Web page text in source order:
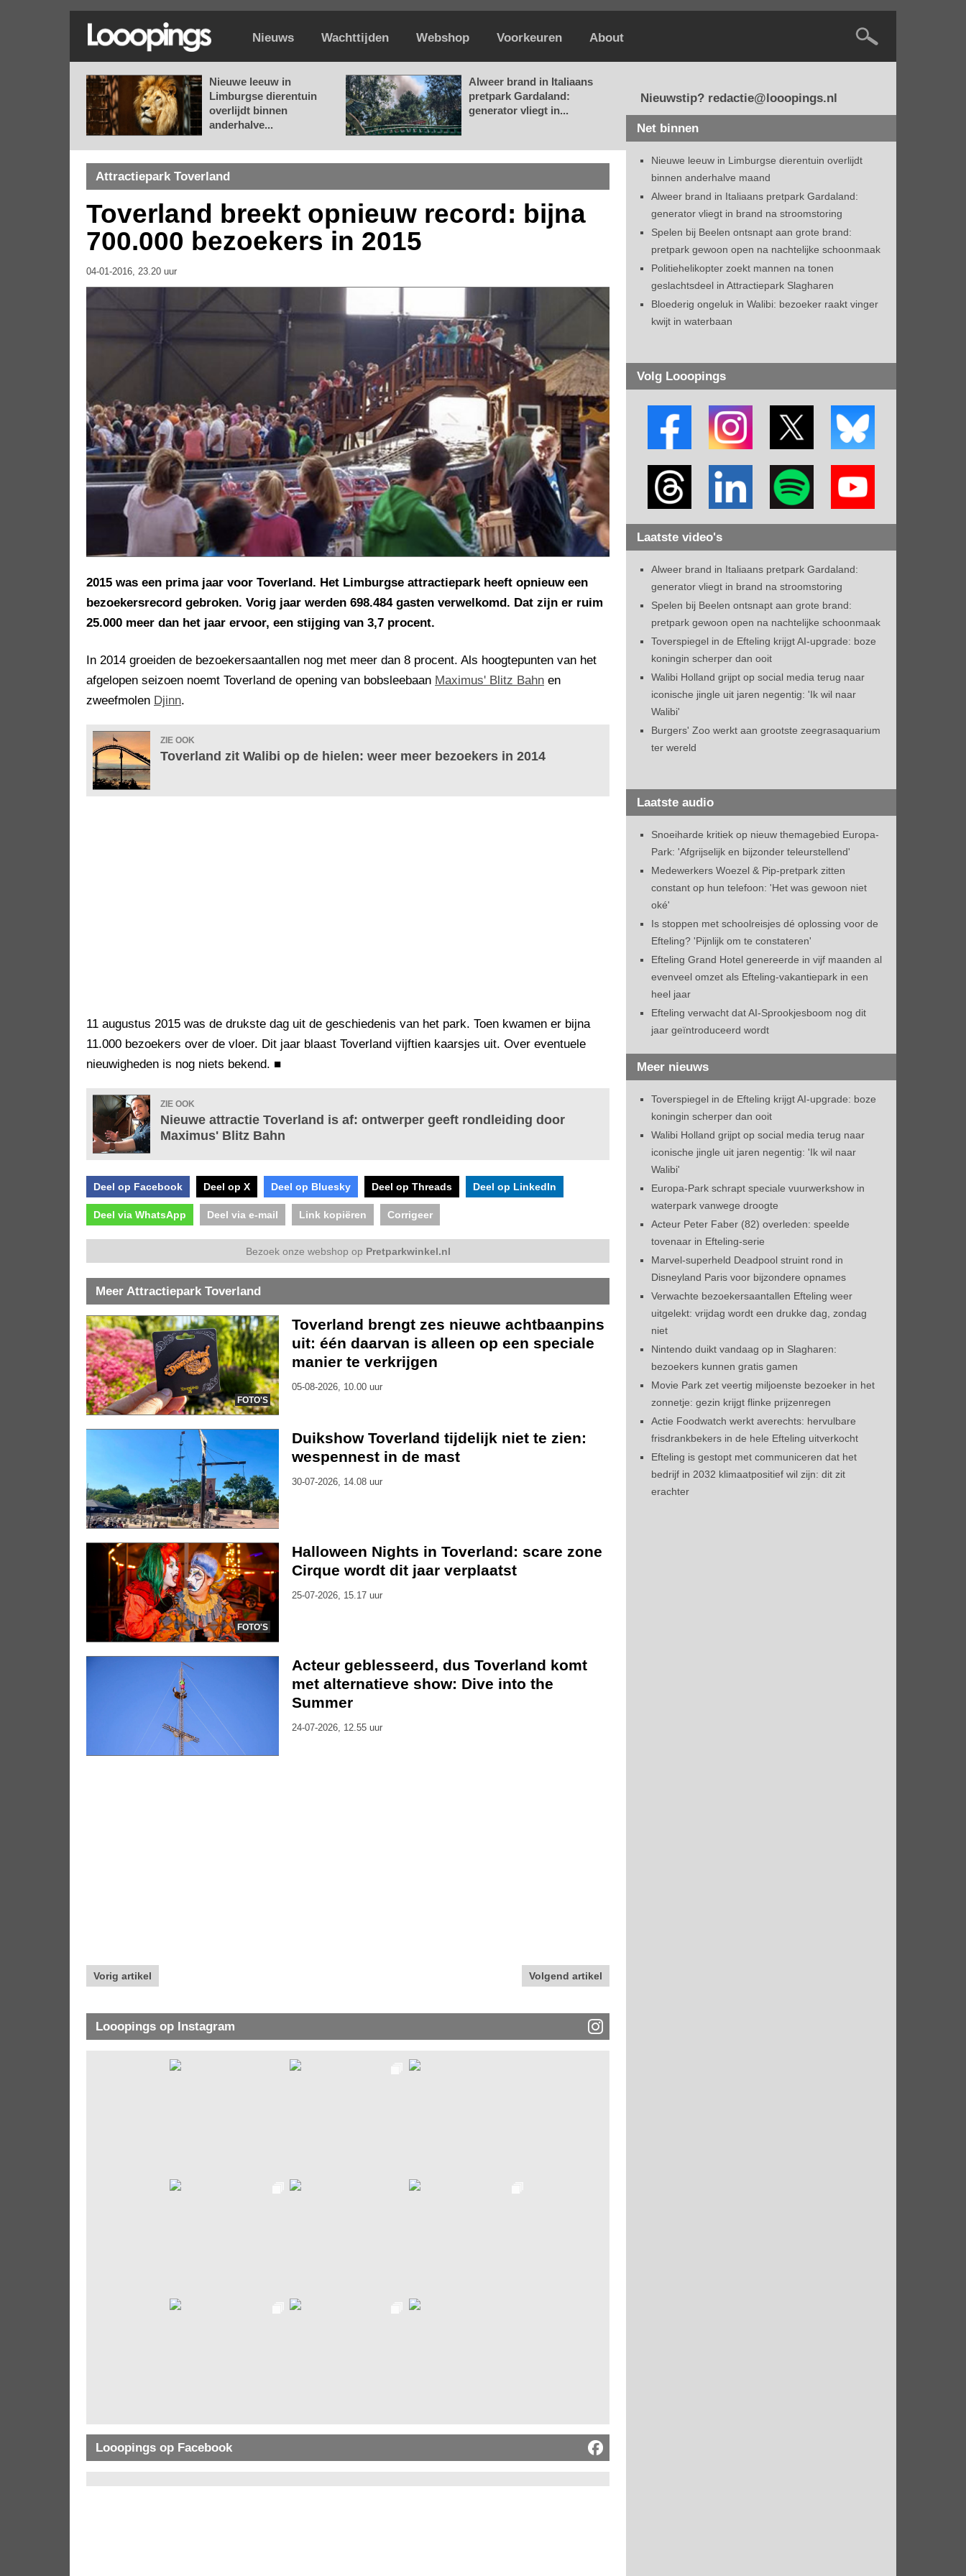
Nieuws Wachttijden Webshop Voorkeuren About
Nieuwe leeuw in
Limburgse dierentuin
overlijdt binnen
anderhalve...
Alweer brand in Italiaans
pretpark Gardaland:
generator vliegt in...
Attractiepark Toverland
Toverland breekt opnieuw record: bijna
700.000 bezoekers in 2015
04-01-2016, 23.20 uur
2015 was een prima jaar voor Toverland. Het Limburgse attractiepark heeft opnieuw een
bezoekersrecord gebroken. Vorig jaar werden 698.484 gasten verwelkomd. Dat zijn er ruim
25.000 meer dan het jaar ervoor, een stijging van 3,7 procent.
In 2014 groeiden de bezoekersaantallen nog met meer dan 8 procent. Als hoogtepunten van het
afgelopen seizoen noemt Toverland de opening van bobsleebaan Maximus' Blitz Bahn en
zweefmolen Djinn.
ZIE OOK
Toverland zit Walibi op de hielen: weer meer bezoekers in 2014
11 augustus 2015 was de drukste dag uit de geschiedenis van het park. Toen kwamen er bijna
11.000 bezoekers over de vloer. Dit jaar blaast Toverland vijftien kaarsjes uit. Over eventuele
nieuwigheden is nog niets bekend. ■
ZIE OOK
Nieuwe attractie Toverland is af: ontwerper geeft rondleiding door
Maximus' Blitz Bahn
Deel op Facebook Deel op X Deel op Bluesky Deel op Threads Deel op LinkedIn
Deel via WhatsApp Deel via e-mail Link kopiëren Corrigeer
Bezoek onze webshop op Pretparkwinkel.nl
Meer Attractiepark Toverland
FOTO'S
Toverland brengt zes nieuwe achtbaanpins
uit: één daarvan is alleen op een speciale
manier te verkrijgen
05-08-2026, 10.00 uur
Duikshow Toverland tijdelijk niet te zien:
wespennest in de mast
30-07-2026, 14.08 uur
FOTO'S
Halloween Nights in Toverland: scare zone
Cirque wordt dit jaar verplaatst
25-07-2026, 15.17 uur
Acteur geblesseerd, dus Toverland komt
met alternatieve show: Dive into the
Summer
24-07-2026, 12.55 uur
Vorig artikel Volgend artikel
Looopings op Instagram
Looopings op Facebook
Nieuwstip? redactie@looopings.nl
Net binnen
Nieuwe leeuw in Limburgse dierentuin overlijdt
binnen anderhalve maand
Alweer brand in Italiaans pretpark Gardaland:
generator vliegt in brand na stroomstoring
Spelen bij Beelen ontsnapt aan grote brand:
pretpark gewoon open na nachtelijke schoonmaak
Politiehelikopter zoekt mannen na tonen
geslachtsdeel in Attractiepark Slagharen
Bloederig ongeluk in Walibi: bezoeker raakt vinger
kwijt in waterbaan
Volg Looopings
Laatste video's
Alweer brand in Italiaans pretpark Gardaland:
generator vliegt in brand na stroomstoring
Spelen bij Beelen ontsnapt aan grote brand:
pretpark gewoon open na nachtelijke schoonmaak
Toverspiegel in de Efteling krijgt AI-upgrade: boze
koningin scherper dan ooit
Walibi Holland grijpt op social media terug naar
iconische jingle uit jaren negentig: 'Ik wil naar
Walibi'
Burgers' Zoo werkt aan grootste zeegrasaquarium
ter wereld
Laatste audio
Snoeiharde kritiek op nieuw themagebied Europa-
Park: 'Afgrijselijk en bijzonder teleurstellend'
Medewerkers Woezel & Pip-pretpark zitten
constant op hun telefoon: 'Het was gewoon niet
oké'
Is stoppen met schoolreisjes dé oplossing voor de
Efteling? 'Pijnlijk om te constateren'
Efteling Grand Hotel genereerde in vijf maanden al
evenveel omzet als Efteling-vakantiepark in een
heel jaar
Efteling verwacht dat AI-Sprookjesboom nog dit
jaar geïntroduceerd wordt
Meer nieuws
Toverspiegel in de Efteling krijgt AI-upgrade: boze
koningin scherper dan ooit
Walibi Holland grijpt op social media terug naar
iconische jingle uit jaren negentig: 'Ik wil naar
Walibi'
Europa-Park schrapt speciale vuurwerkshow in
waterpark vanwege droogte
Acteur Peter Faber (82) overleden: speelde
tovenaar in Efteling-serie
Marvel-superheld Deadpool struint rond in
Disneyland Paris voor bijzondere opnames
Verwachte bezoekersaantallen Efteling weer
uitgelekt: vrijdag wordt een drukke dag, zondag
niet
Nintendo duikt vandaag op in Slagharen:
bezoekers kunnen gratis gamen
Movie Park zet veertig miljoenste bezoeker in het
zonnetje: gezin krijgt flinke prijzenregen
Actie Foodwatch werkt averechts: hervulbare
frisdrankbekers in de hele Efteling uitverkocht
Efteling is gestopt met communiceren dat het
bedrijf in 2032 klimaatpositief wil zijn: dit zit
erachter